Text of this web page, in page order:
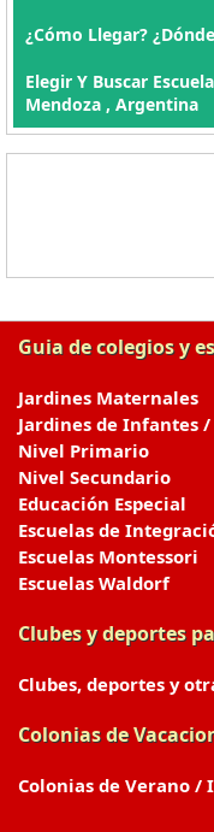
¿Cómo Llegar?
Elegir Y Buscar
Mendoza , Argentina
Guia de colegios y
Jardines Maternales
Jardines de Infantes
Nivel Primario
Nivel Secundario
Educación Especial
Escuelas de
Escuelas Montessori
Escuelas Waldorf
Clubes y deportes
Clubes, deportes y
Colonias de
Colonias de Verano /